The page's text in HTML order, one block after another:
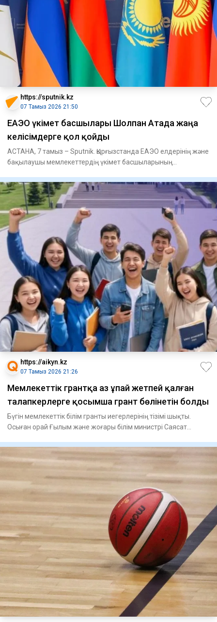
https://sputnik.kz
07 Тамыз 2026 21:50
ЕАЭО үкімет басшылары Шолпан Атада жаңа
келісімдерге қол қойды
АСТАНА, 7 тамыз – Sputnik. Қырғызстанда ЕАЭО елдерінің және
бақылаушы мемлекеттердің үкімет басшыларының
https://aikyn.kz
07 Тамыз 2026 21:26
Мемлекеттік грантқа аз ұпай жетпей қалған
талапкерлерге қосымша грант бөлінетін болды
Бүгін мемлекеттік білім гранты иегерлерінің тізімі шықты.
Осыған орай Ғылым және жоғары білім министрі Саясат